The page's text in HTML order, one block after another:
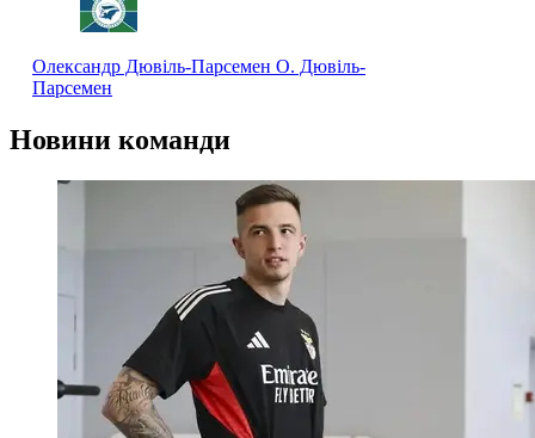
Олександр Дювіль-Парсемен О. Дювіль-
Парсемен
Новини команди